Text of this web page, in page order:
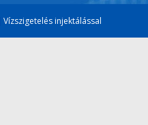
Vízszigetelés injektálással